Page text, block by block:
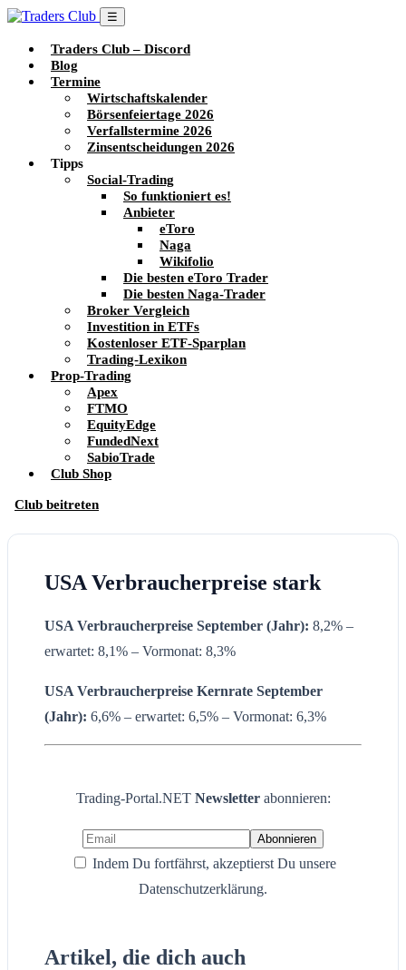
☰
Traders Club – Discord
Blog
Termine
Wirtschaftskalender
Börsenfeiertage 2026
Verfallstermine 2026
Zinsentscheidungen 2026
Tipps
Social-Trading
So funktioniert es!
Anbieter
eToro
Naga
Wikifolio
Die besten eToro Trader
Die besten Naga-Trader
Broker Vergleich
Investition in ETFs
Kostenloser ETF-Sparplan
Trading-Lexikon
Prop-Trading
Apex
FTMO
EquityEdge
FundedNext
SabioTrade
Club Shop
Club beitreten
USA Verbraucherpreise stark
USA Verbraucherpreise September (Jahr): 8,2% –
erwartet: 8,1% – Vormonat: 8,3%
USA Verbraucherpreise Kernrate September
(Jahr): 6,6% – erwartet: 6,5% – Vormonat: 6,3%
Trading-Portal.NET Newsletter abonnieren:
Indem Du fortfährst, akzeptierst Du unsere
Datenschutzerklärung.
Artikel, die dich auch